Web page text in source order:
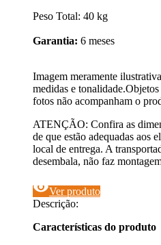
Peso Total: 40 kg
Garantia: 6 meses
Imagem meramente
medidas e
fotos não acompanham o
ATENÇÃO: Confira as
de que estão adequadas aos
local de entrega. A
desembala, não faz
visibilityVer produto
Descrição:
Características do produto